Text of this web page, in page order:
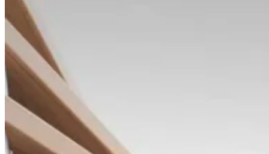
Werkwijze
Veelgestelde vragen
Het bedrijf
Over ons
Ons team
Vacatures
Kwaliteit & service
Werkgebied
Onze garantie
Klant werft klant